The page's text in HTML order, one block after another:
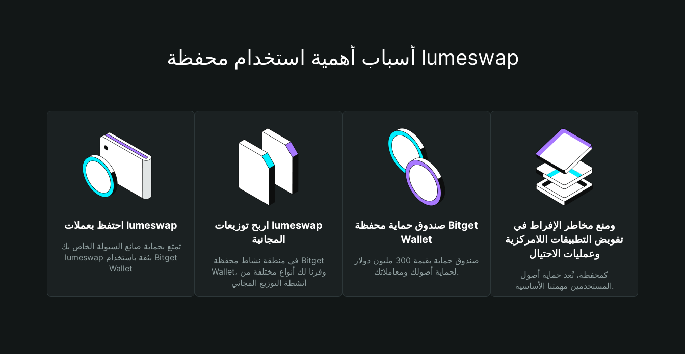
أسباب أهمية استخدام محفظة lumeswap
احتفظ بعملات lumeswap
تمتع بحماية صانع السيولة الخاص بك
lumeswap بثقة باستخدام Bitget
Wallet
اربح توزيعات lumeswap
المجانية
في منطقة نشاط محفظة Bitget
Wallet، وفرنا لك أنواع مختلفة من
أنشطة التوزيع المجاني
صندوق حماية محفظة Bitget
Wallet
صندوق حماية بقيمة 300 مليون دولار
لحماية أصولك ومعاملاتك.
ومنع مخاطر الإفراط في
تفويض التطبيقات اللامركزية
وعمليات الاحتيال
كمحفظة، تُعد حماية أصول
المستخدمين مهمتنا الأساسية.